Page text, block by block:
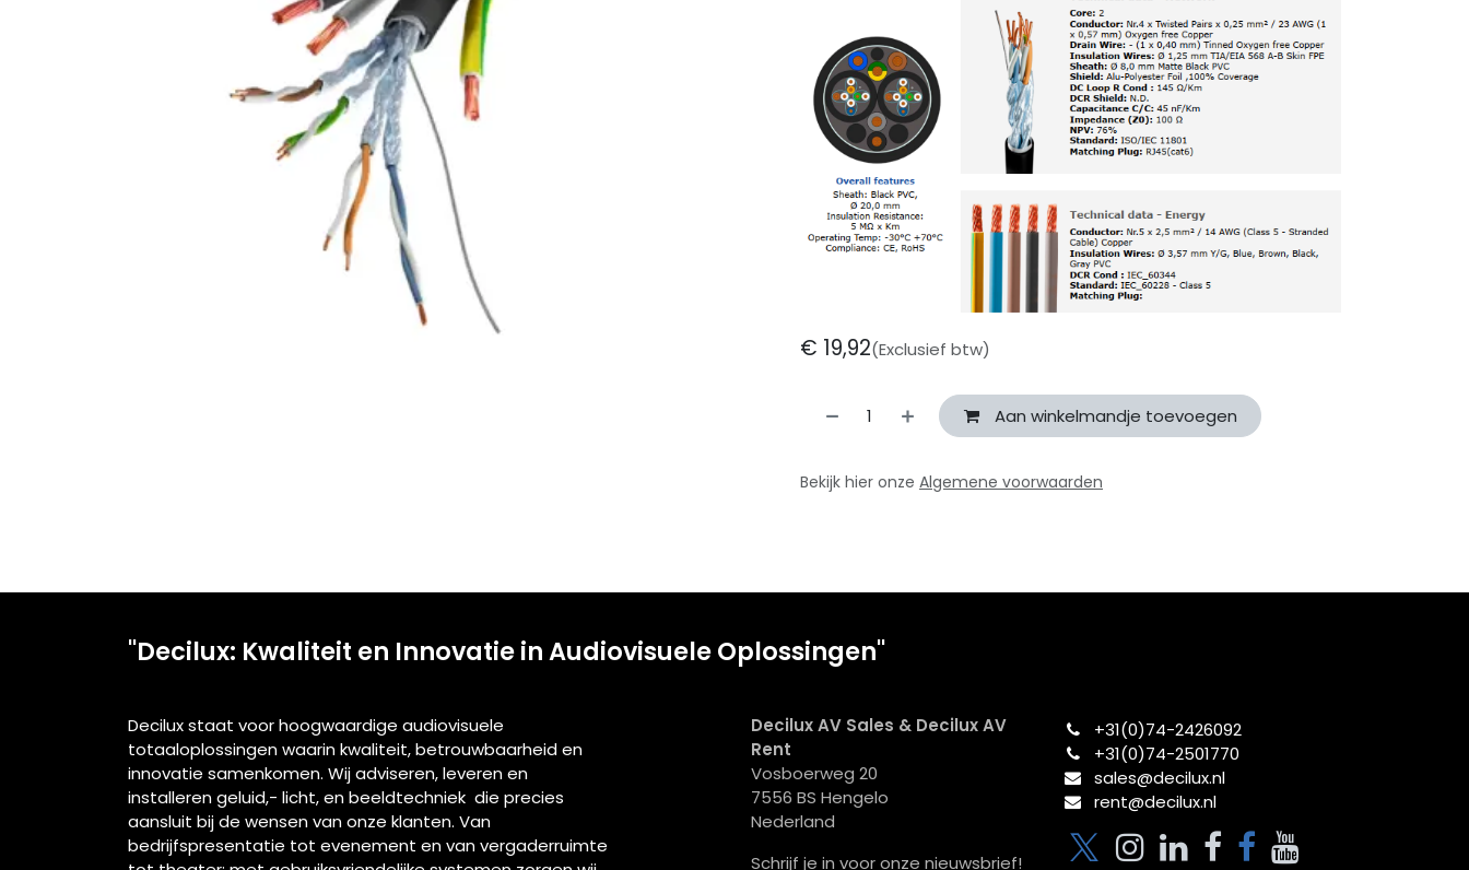
€ 19,92(Exclusief btw)
Aan winkelmandje toevoegen
Bekijk hier onze Algemene voorwaarden
"Decilux: Kwaliteit en Innovatie in Audiovisuele Oplossingen"
Decilux staat voor hoogwaardige audiovisuele
totaaloplossingen waarin kwaliteit, betrouwbaarheid en
innovatie samenkomen. Wij adviseren, leveren en
installeren geluid,- licht, en beeldtechniek die precies
aansluit bij de wensen van onze klanten. Van
bedrijfspresentatie tot evenement en van vergaderruimte
Decilux AV Sales & Decilux AV
Rent
Vosboerweg 20
7556 BS Hengelo
Nederland
Schrijf je in voor onze nieuwsbrief!
+31(0)74-2426092​
+31(0)74-2501770
sales@decilux.nl
rent@decilux.nl